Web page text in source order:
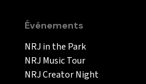
Événements
NRJ in the Park
NRJ Music Tour
NRJ Creator Night